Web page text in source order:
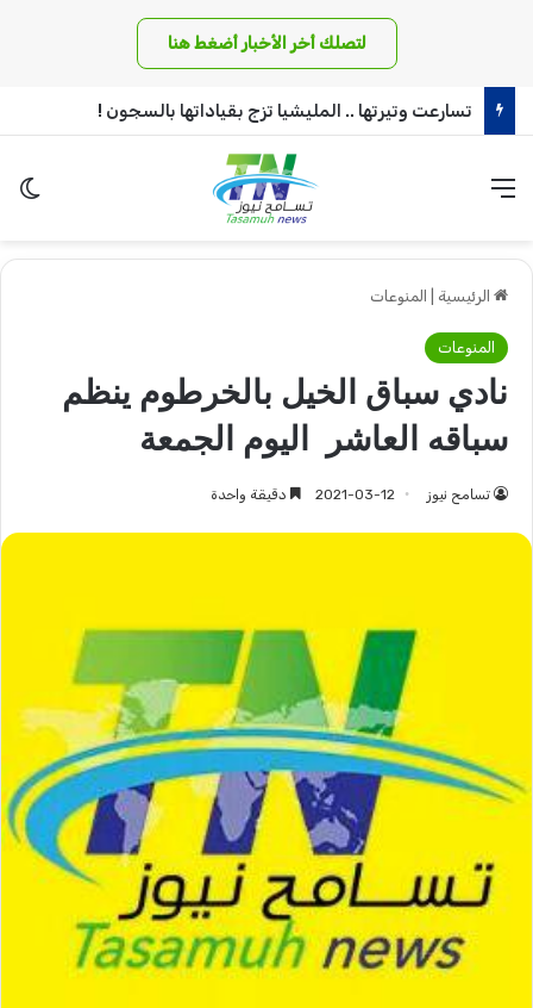
لتصلك أخر الأخبار أضغط هنا
تسارعت وتيرتها .. المليشيا تزج بقياداتها بالسجون !
القائمة
الرئيسية المنوعات
المنوعات
نادي سباق الخيل بالخرطوم ينظم
سباقه العاشر اليوم الجمعة
تسامح نيوز 2021-03-12 دقيقة واحدة